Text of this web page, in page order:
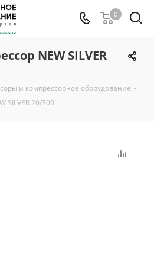
0
NEW SILVER
и компрессорное оборудование -
SILVER 20/300